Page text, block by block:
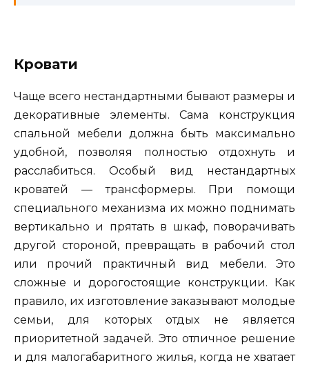
Кровати
Чаще всего нестандартными бывают размеры и
декоративные элементы. Сама конструкция
спальной мебели должна быть максимально
удобной, позволяя полностью отдохнуть и
расслабиться. Особый вид нестандартных
кроватей — трансформеры. При помощи
специального механизма их можно поднимать
вертикально и прятать в шкаф, поворачивать
другой стороной, превращать в рабочий стол
или прочий практичный вид мебели. Это
сложные и дорогостоящие конструкции. Как
правило, их изготовление заказывают молодые
семьи, для которых отдых не является
приоритетной задачей. Это отличное решение
и для малогабаритного жилья, когда не хватает